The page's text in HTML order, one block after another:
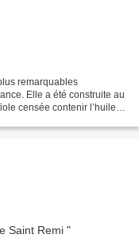
remarquables
Elle a été construite au
censée contenir l’huile